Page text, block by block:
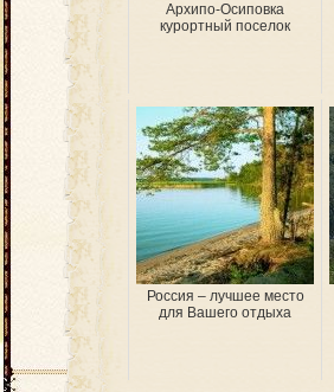
Архипо-Осиповка
курортный поселок
Россия – лучшее место
для Вашего отдыха